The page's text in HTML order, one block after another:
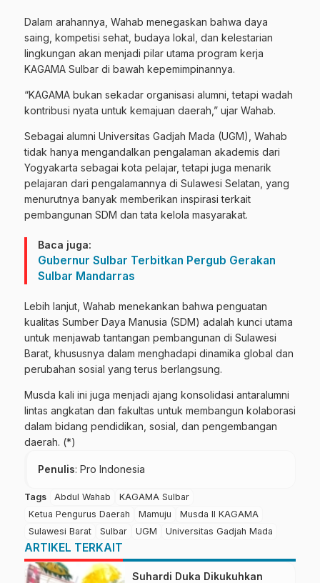
Dalam arahannya, Wahab menegaskan bahwa daya
saing, kompetisi sehat, budaya lokal, dan kelestarian
lingkungan akan menjadi pilar utama program kerja
KAGAMA Sulbar di bawah kepemimpinannya.
“KAGAMA bukan sekadar organisasi alumni, tetapi wadah
kontribusi nyata untuk kemajuan daerah,” ujar Wahab.
Sebagai alumni Universitas Gadjah Mada (UGM), Wahab
tidak hanya mengandalkan pengalaman akademis dari
Yogyakarta sebagai kota pelajar, tetapi juga menarik
pelajaran dari pengalamannya di Sulawesi Selatan, yang
menurutnya banyak memberikan inspirasi terkait
pembangunan SDM dan tata kelola masyarakat.
Baca juga:
Gubernur Sulbar Terbitkan Pergub Gerakan
Sulbar Mandarras
Lebih lanjut, Wahab menekankan bahwa penguatan
kualitas Sumber Daya Manusia (SDM) adalah kunci utama
untuk menjawab tantangan pembangunan di Sulawesi
Barat, khususnya dalam menghadapi dinamika global dan
perubahan sosial yang terus berlangsung.
Musda kali ini juga menjadi ajang konsolidasi antaralumni
lintas angkatan dan fakultas untuk membangun kolaborasi
dalam bidang pendidikan, sosial, dan pengembangan
daerah. (*)
Penulis: Pro Indonesia
Tags Abdul Wahab
KAGAMA Sulbar
Ketua Pengurus Daerah
Mamuju
Musda II KAGAMA
Sulawesi Barat
Sulbar UGM Universitas Gadjah Mada
ARTIKEL TERKAIT
Suhardi Duka Dikukuhkan